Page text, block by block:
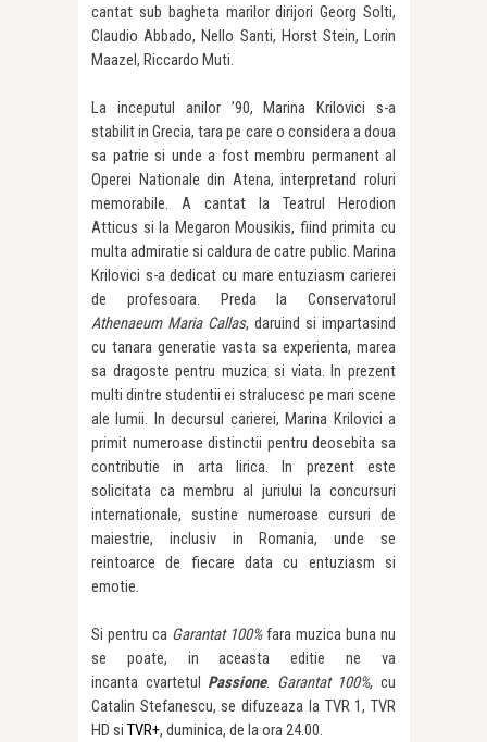
cantat sub bagheta marilor dirijori Georg Solti,
Claudio Abbado, Nello Santi, Horst Stein, Lorin
Maazel, Riccardo Muti.
La inceputul anilor ’90, Marina Krilovici s-a
stabilit in Grecia, tara pe care o considera a doua
sa patrie si unde a fost membru permanent al
Operei Nationale din Atena, interpretand roluri
memorabile. A cantat la Teatrul Herodion
Atticus si la Megaron Mousikis, fiind primita cu
multa admiratie si caldura de catre public. Marina
Krilovici s-a dedicat cu mare entuziasm carierei
de profesoara. Preda la Conservatorul
Athenaeum Maria Callas, daruind si impartasind
cu tanara generatie vasta sa experienta, marea
sa dragoste pentru muzica si viata. In prezent
multi dintre studentii ei stralucesc pe mari scene
ale lumii. In decursul carierei, Marina Krilovici a
primit numeroase distinctii pentru deosebita sa
contributie in arta lirica. In prezent este
solicitata ca membru al juriului la concursuri
internationale, sustine numeroase cursuri de
maiestrie, inclusiv in Romania, unde se
reintoarce de fiecare data cu entuziasm si
emotie.
Si pentru ca Garantat 100%fara muzica buna nu
se poate, in aceasta editie ne va
incanta cvartetul Passione. Garantat 100%, cu
Catalin Stefanescu, se difuzeaza la TVR 1, TVR
HD si TVR+, duminica, de la ora 24.00.